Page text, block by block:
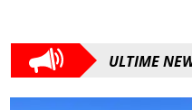
ULTIME